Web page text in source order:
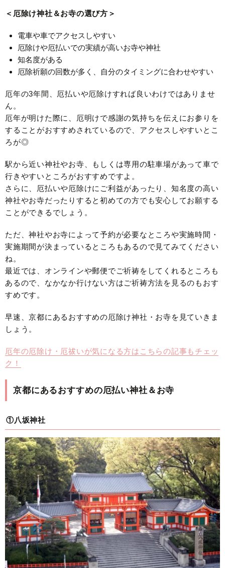
＜厄除け神社＆お寺の選び方＞
電車や車でアクセスしやすい
厄除けや厄払いでの実績が高いお寺や神社
知名度がある
厄除祈願の回数が多く、自分のタイミングに合わせやすい
厄年の3年間、厄払いや厄除けすれば良いわけではありませ
ん。
厄年が明けた際に、厄明けで感謝の気持ちを伝えにお参りを
することがおすすめされているので、アクセスしやすいとこ
ろが◎
駅から近い神社やお寺、もしくは専用の駐車場があって車で
行きやすいところがおすすめですよ。
さらに、厄払いや厄除けにご利益があったり、知名度の高い
神社やお寺だったりすると初めての方でも安心してお願する
ことができるでしょう。
ただ、神社やお寺によって予約が必要なところや実施時間・
実施期間が決まっているところもあるので見てみてください
ね。
最近では、オンラインや郵便でご祈祷をしてくれるところも
あるので、なかなか行けない方はご祈祷方法を見るのもおす
すめです。
早速、京都にあるおすすめの厄除け神社・お寺を見ていきま
しょう。
厄年の厄除け・厄祓いが気になる方はこちらの記事もチェッ
ク！
京都にあるおすすめの厄払い神社＆お寺
①八坂神社